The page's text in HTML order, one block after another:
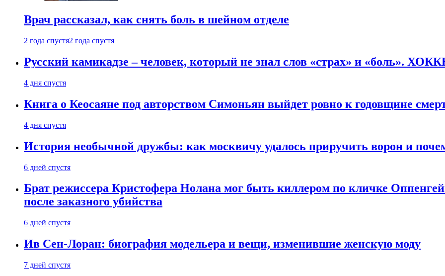
Врач рассказал, как снять боль в шейном отделе
2 года спустя2 года спустя
Русский камикадзе – человек, который не знал слов «страх» и «боль».
4 дня спустя
Книга о Кеосаяне под авторством Симоньян выйдет ровно к годовщине
4 дня спустя
История необычной дружбы: как москвичу удалось приручить ворон и
6 дней спустя
Брат режиссера Кристофера Нолана мог быть киллером по кличке
после заказного убийства
6 дней спустя
Ив Сен-Лоран: биография модельера и вещи, изменившие женскую моду
7 дней спустя